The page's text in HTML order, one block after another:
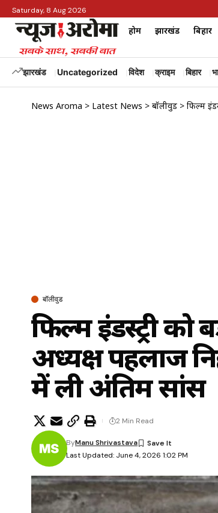
Saturday, 8 Aug 2026
होम झारखंड बिहार
झारखंड Uncategorized विदेश क्राइम बिहार
News Aroma > Latest News > बॉलीवुड > फिल्म
बॉलीवुड
फिल्म इंडस्ट्री को
अध्यक्ष पहलाज
में ली अंतिम सांस
Last Updated: June 4, 2026 1:02 PM
ByManu Shrivastava
2 Min Read